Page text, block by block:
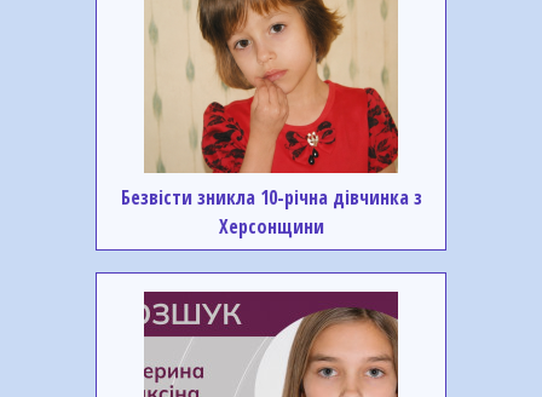
Безвісти зникла 10-річна дівчинка з
Херсонщини